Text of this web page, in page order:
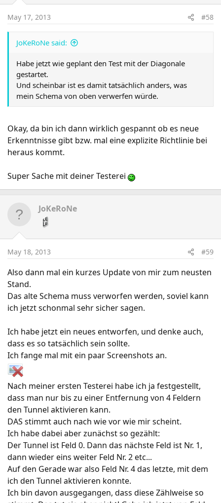
May 17, 2013 #58
JoKeRoNe said:
Habe jetzt wie geplant den Test mit der Diagonale
gestartet.
Und scheinbar ist es damit tatsächlich anders, was
mein Schema von oben verwerfen würde.
Okay, da bin ich dann wirklich gespannt ob es neue
Erkenntnisse gibt bzw. mal eine explizite Richtlinie bei
heraus kommt.
Super Sache mit deiner Testerei
JoKeRoNe
May 18, 2013 #59
Also dann mal ein kurzes Update von mir zum neusten
Stand.
Das alte Schema muss verworfen werden, soviel kann
ich jetzt schonmal sehr sicher sagen.
Ich habe jetzt ein neues entworfen, und denke auch,
dass es so tatsächlich sein sollte.
Ich fange mal mit ein paar Screenshots an.
Nach meiner ersten Testerei habe ich ja festgestellt,
dass man nur bis zu einer Entfernung von 4 Feldern
den Tunnel aktivieren kann.
DAS stimmt auch nach wie vor wie mir scheint.
Ich habe dabei aber zunächst so gezählt:
Der Tunnel ist Feld 0. Dann das nächste Feld ist Nr. 1,
dann wieder eins weiter Feld Nr. 2 etc...
Auf den Gerade war also Feld Nr. 4 das letzte, mit dem
ich den Tunnel aktivieren konnte.
Ich bin davon ausgegangen, dass diese Zählweise so